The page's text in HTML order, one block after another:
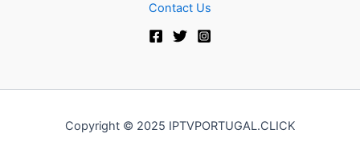
Contact Us
Copyright © 2025 IPTVPORTUGAL.CLICK